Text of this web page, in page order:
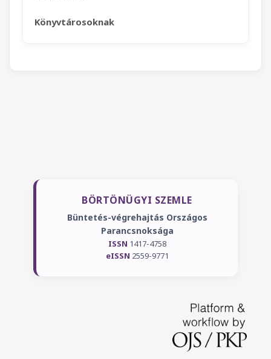
Könyvtárosoknak
BÖRTÖNÜGYI SZEMLE
Büntetés-végrehajtás Országos
Parancsnoksága
ISSN 1417-4758
eISSN 2559-9771